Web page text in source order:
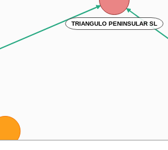
TRIANGULO PENINSULAR SL